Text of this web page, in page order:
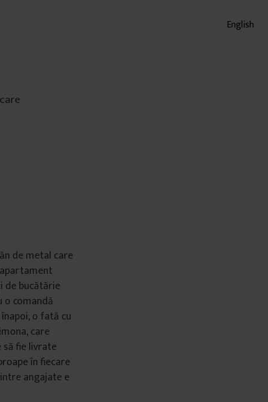
English
de metal care
de bucătărie
comandă
o fată cu
care
fie livrate
în fiecare
angajate e